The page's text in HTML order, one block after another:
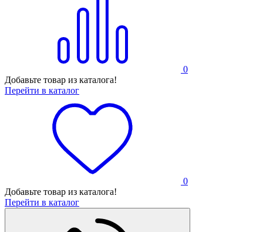
0
Добавьте товар из каталога!
Перейти в каталог
0
Добавьте товар из каталога!
Перейти в каталог